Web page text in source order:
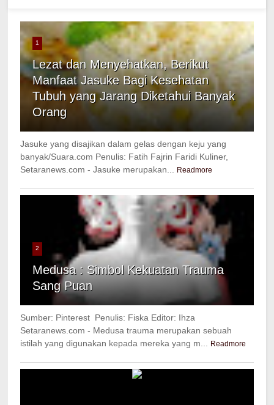
1
Lezat dan Menyehatkan, Berikut
Manfaat Jasuke Bagi Kesehatan
Tubuh yang Jarang Diketahui Banyak
Orang
Jasuke yang disajikan dalam gelas dengan keju yang
banyak/Suara.com Penulis: Fatih Fajrin Faridi Kuliner,
Setaranews.com - Jasuke merupakan...
Readmore
2
Medusa : Simbol Kekuatan Trauma
Sang Puan
Sumber: Pinterest Penulis: Fiska Editor: Ihza
Setaranews.com - Medusa trauma merupakan sebuah
istilah yang digunakan kepada mereka yang m...
Readmore